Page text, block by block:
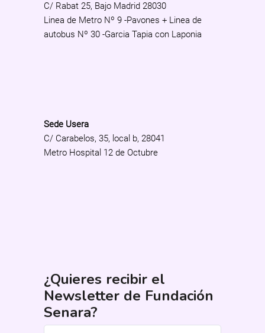
C/ Rabat 25, Bajo Madrid 28030
Linea de Metro Nº 9 -Pavones + Linea de
autobus Nº 30 -Garcia Tapia con Laponia
Sede Usera
C/ Carabelos, 35, local b, 28041
Metro Hospital 12 de Octubre
¿Quieres recibir el
Newsletter de Fundación
Senara?